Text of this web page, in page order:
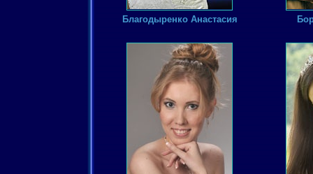
Благодыренко Анастасия